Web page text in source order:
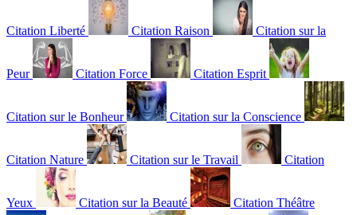
Citation Liberté Citation Raison Citation sur la
Peur Citation Force Citation Esprit
Citation sur le Bonheur Citation sur la Conscience
Citation Nature Citation sur le Travail Citation
Yeux Citation sur la Beauté Citation Théâtre